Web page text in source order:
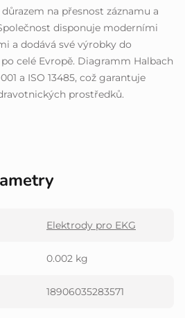
na přesnost záznamu a
disponuje moderními
a dodává své výrobky do
celé Evropě. Diagramm Halbach
a ISO 13485, což garantuje
prostředků.
Elektrody pro EKG
0.002 kg
18906035283571